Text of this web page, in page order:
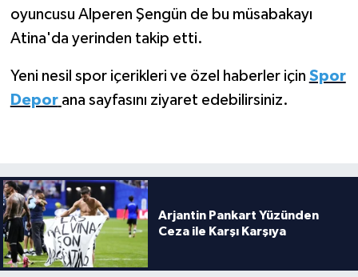
oyuncusu Alperen Şengün de bu müsabakayı
Atina'da yerinden takip etti.
Yeni nesil spor içerikleri ve özel haberler için Spor
Depor ana sayfasını ziyaret edebilirsiniz.
Arjantin Pankart Yüzünden
Ceza ile Karşı Karşıya